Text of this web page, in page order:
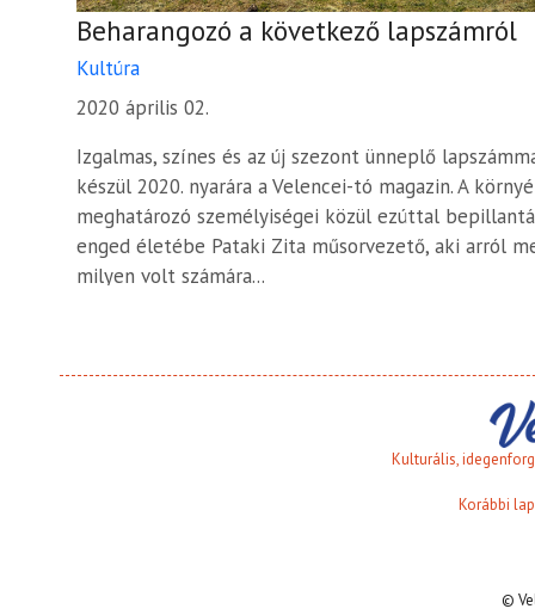
Beharangozó a következő lapszámról
Kultúra
2020 április 02.
Izgalmas, színes és az új szezont ünneplő
készül 2020. nyarára a Velencei-tó magazin. A
meghatározó személyiségei közül ezúttal
enged életébe Pataki Zita műsorvezető, aki arról
milyen volt számára...
Kulturális,
Korábbi
©